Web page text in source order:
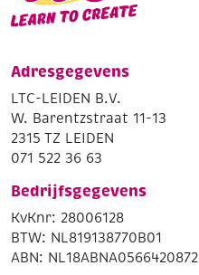
Adresgegevens
LTC-LEIDEN B.V.
W. Barentzstraat 11-13
2315 TZ LEIDEN
071 522 36 63
Bedrijfsgegevens
KvKnr: 28006128
BTW: NL819138770B01
ABN: NL18ABNA0566420872